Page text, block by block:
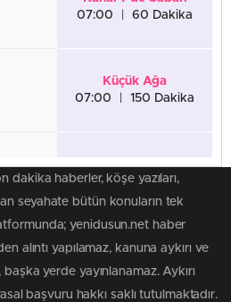
07:00
60 Dakika
Küçük Ağa
07:00
150 Dakika
Ebru ile 8'de Sağlık
07:15 | 75 Dakika
08:30 | 90 Dakika
dakika haberler, köşe yazıları,
seyahate bütün konuların tek
yenidusun.net haber
alıntı yapılamaz, kanuna aykırı ve
yerde yayınlanamaz. Aykırı
başvuru hakkı saklı tutulmaktadır.